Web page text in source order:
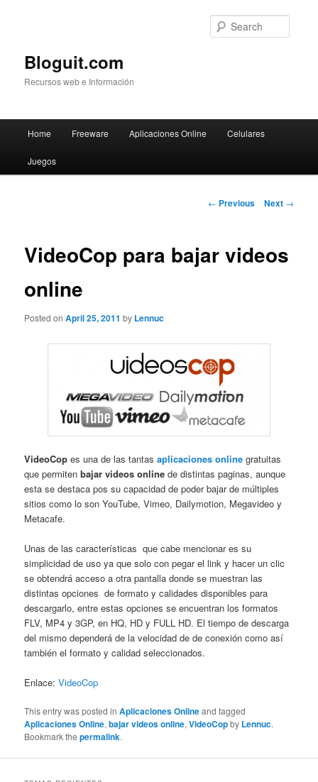
Bloguit.com
Recursos web e Información
Skip
to
Home Freeware Aplicaciones Online Celulares
Juegos
Post
← Previous Next →
VideoCop para bajar videos
online
Posted onApril 25, 2011 by Lennuc
VideoCop es una de las tantasaplicaciones online gratuitas
que permitenbajar videos online de distintas paginas, aunque
esta se destaca pos su capacidad de poder bajar de múltiples
sitios como lo son YouTube, Vimeo, Dailymotion, Megavideo y
Metacafe.
Unas de las características que cabe mencionar es su
simplicidad de uso ya que solo con pegar el link y hacer un clic
se obtendrá acceso a otra pantalla donde se muestran las
distintas opciones de formato y calidades disponibles para
descargarlo, entre estas opciones se encuentran los formatos
FLV, MP4 y 3GP, en HQ, HD y FULL HD. El tiempo de descarga
del mismo dependerá de la velocidad de de conexión como así
también el formato y calidad seleccionados.
Enlace:VideoCop
This entry was posted inAplicaciones Onlineand tagged
Aplicaciones Online,bajar videos online,VideoCopby Lennuc.
Bookmark thepermalink.